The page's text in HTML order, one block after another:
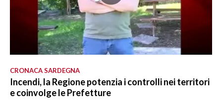
CRONACA SARDEGNA
Incendi, la Regione potenzia i controlli nei territori
e coinvolge le Prefetture